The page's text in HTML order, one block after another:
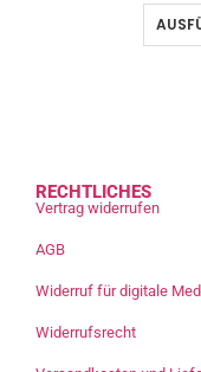
RECHTLICHES
Vertrag widerrufen
AGB
Widerruf für digitale
Widerrufsrecht